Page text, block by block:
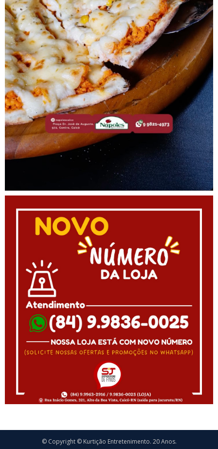
© Copyright © Kurtição Entretenimento. 20 Anos.